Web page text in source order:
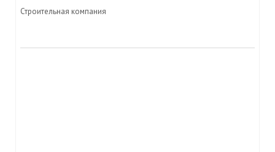
Строительная компания